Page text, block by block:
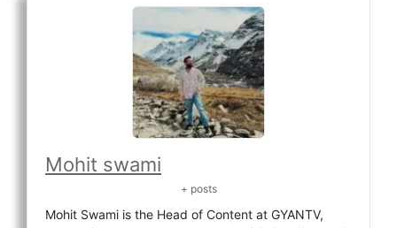
Mohit swami
+ posts
Mohit Swami is the Head of Content at GYANTV,